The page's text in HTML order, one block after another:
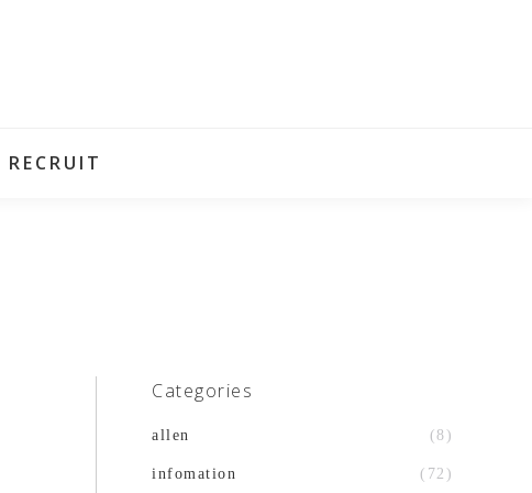
RECRUIT
Categories
allen (8)
infomation (72)